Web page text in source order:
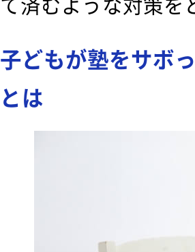
子どもが塾をサボ
とは